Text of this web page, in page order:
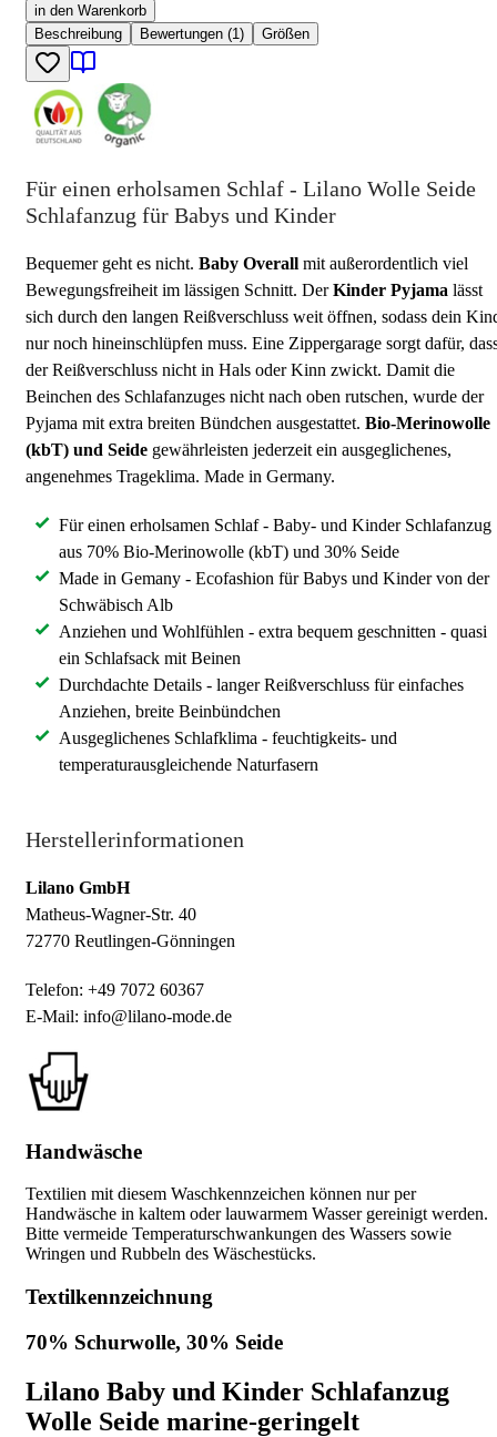
in den Warenkorb
Beschreibung
Bewertungen (1) Größen
Für einen erholsamen Schlaf - Lilano Wolle Seide
Schlafanzug für Babys und Kinder
Bequemer geht es nicht. Baby Overall mit außerordentlich viel
Bewegungsfreiheit im lässigen Schnitt. DerKinder Pyjama lässt
sich durch den langen Reißverschluss weit öffnen, sodass dein
nur noch hineinschlüpfen muss. Eine Zippergarage sorgt dafür,
der Reißverschluss nicht in Hals oder Kinn zwickt. Damit die
Beinchen des Schlafanzuges nicht nach oben rutschen, wurde der
Pyjama mit extra breiten Bündchen ausgestattet. Bio-Merinowolle
(kbT) und Seide gewährleisten jederzeit ein ausgeglichenes,
angenehmes Trageklima. Made in Germany.
Für einen erholsamen Schlaf - Baby- und Kinder Schlafanzug
aus 70% Bio-Merinowolle (kbT) und 30% Seide
Made in Gemany - Ecofashion für Babys und Kinder von der
Schwäbisch Alb
Anziehen und Wohlfühlen - extra bequem geschnitten - quasi
ein Schlafsack mit Beinen
Durchdachte Details - langer Reißverschluss für einfaches
Anziehen, breite Beinbündchen
Ausgeglichenes Schlafklima - feuchtigkeits- und
temperaturausgleichende Naturfasern
Herstellerinformationen
Lilano GmbH
Matheus-Wagner-Str. 40
72770 Reutlingen-Gönningen
Telefon: +49 7072 60367
E-Mail: info@lilano-mode.de
Handwäsche
Textilien mit diesem Waschkennzeichen können nur per
Handwäsche in kaltem oder lauwarmem Wasser gereinigt werden.
Bitte vermeide Temperaturschwankungen des Wassers sowie
Wringen und Rubbeln des Wäschestücks.
Textilkennzeichnung
70% Schurwolle, 30% Seide
Lilano Baby und Kinder Schlafanzug
Wolle Seide marine-geringelt